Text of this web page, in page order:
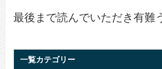
最後まで読んでいただき有難
一覧カテゴリー